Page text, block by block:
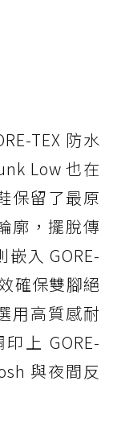
TEX 防水
Low 也在
保留了最原
廓，擺脫傳
入 GORE-
確保雙腳絕
用高質感耐
上 GORE-
與夜間反